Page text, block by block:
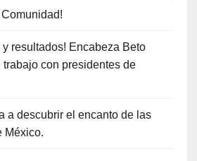
Comunidad!
y resultados! Encabeza Beto
con presidentes de
a descubrir el encanto de las
México.